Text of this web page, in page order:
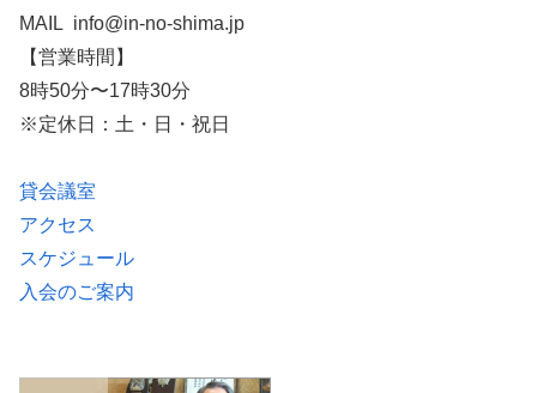
MAIL info@in-no-shima.jp
【営業時間】
8時50分〜17時30分
※定休日：土・日・祝日
貸会議室
アクセス
スケジュール
入会のご案内